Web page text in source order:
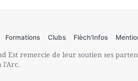
Formations Clubs Flèch'Infos
Est remercie de leur soutien ses
l'Arc.